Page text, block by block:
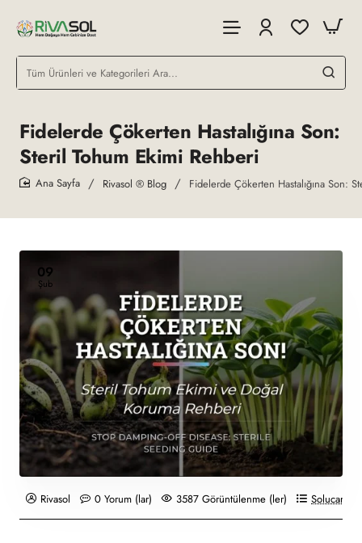
Tüm
Ürünleri
Kategorileri
Ara...
Fidelerde Çökerten Hastalığına Son:
Steril Tohum Ekimi Rehberi
Rivasol ® Blog Fidelerde Çökerten Hastalığına Son:
09
Şub
Rivasol 0 Yorum (lar) 3587 Görüntülenme (ler) Solucan